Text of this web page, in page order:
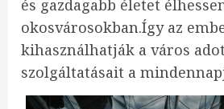
és gazdagabb életet
okosvárosokban.Így az
kihasználhatják a város
szolgáltatásait a